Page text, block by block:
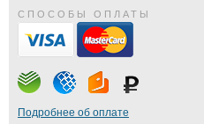
СПОСОБЫ ОПЛАТЫ
Подробнее об оплате